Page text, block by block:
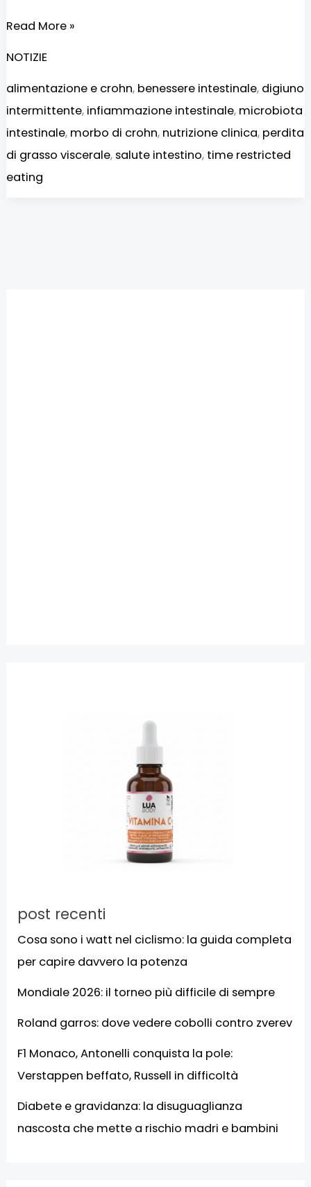
Read More »
NOTIZIE
alimentazione e crohn, benessere intestinale, digiuno
intermittente, infiammazione intestinale, microbiota
intestinale, morbo di crohn, nutrizione clinica, perdita
di grasso viscerale, salute intestino, time restricted
eating
post recenti
Cosa sono i watt nel ciclismo: la guida completa
per capire davvero la potenza
Mondiale 2026: il torneo più difficile di sempre
Roland garros: dove vedere cobolli contro zverev
F1 Monaco, Antonelli conquista la pole:
Verstappen beffato, Russell in difficoltà
Diabete e gravidanza: la disuguaglianza
nascosta che mette a rischio madri e bambini